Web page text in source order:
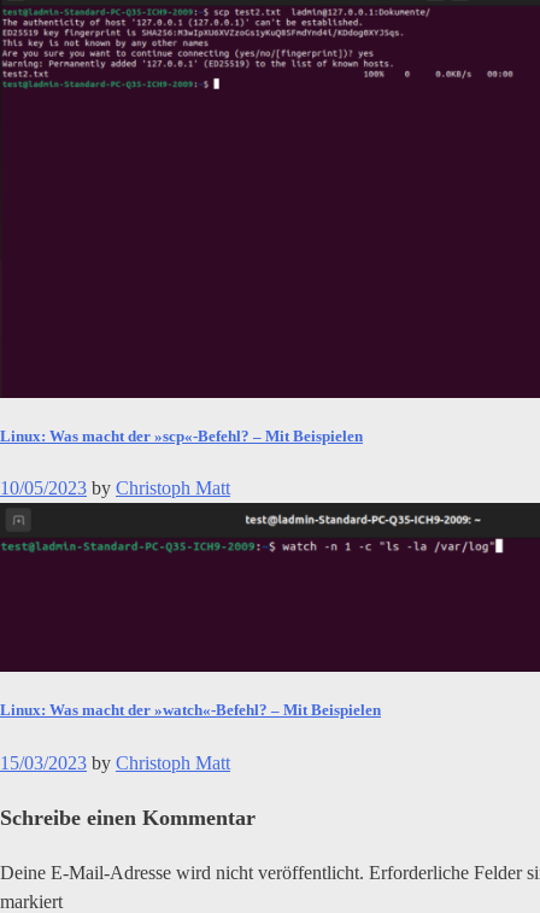
Linux: Was macht der »scp«-Befehl? – Mit Beispielen
10/05/2023 by Christoph Matt
Linux: Was macht der »watch«-Befehl? – Mit Beispielen
15/03/2023 by Christoph Matt
Schreibe einen Kommentar
Deine E-Mail-Adresse wird nicht veröffentlicht. Erforderliche Felder
markiert